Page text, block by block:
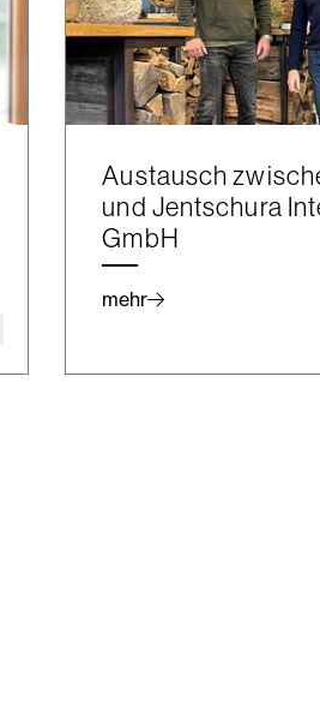
Austausch
und Jentschura
GmbH
mehr